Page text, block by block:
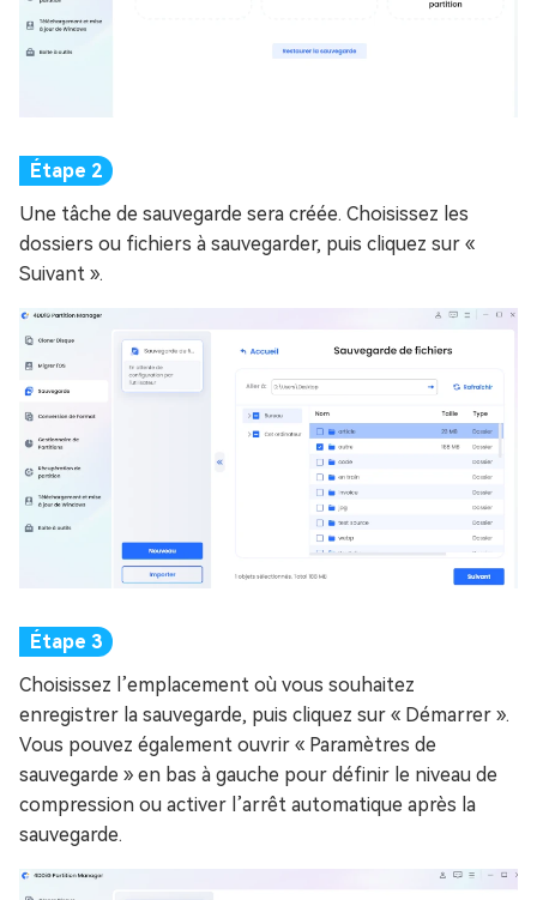
Une tâche de sauvegarde sera créée. Choisissez les
dossiers ou fichiers à sauvegarder, puis cliquez sur «
Suivant ».
Choisissez l’emplacement où vous souhaitez
enregistrer la sauvegarde, puis cliquez sur « Démarrer ».
Vous pouvez également ouvrir « Paramètres de
sauvegarde » en bas à gauche pour définir le niveau de
compression ou activer l’arrêt automatique après la
sauvegarde.